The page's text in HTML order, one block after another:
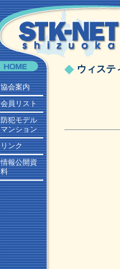
協会案内
会員リスト
防犯モデル
マンション
リンク
情報公開資
料
ウィステ